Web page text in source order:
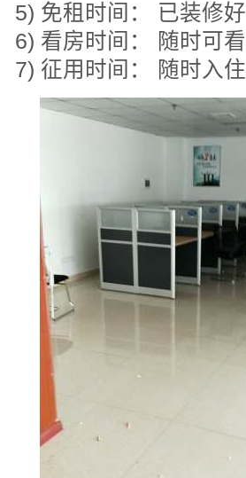
5) 免租时间： 已装修好
6) 看房时间： 随时可看
7) 征用时间： 随时入住